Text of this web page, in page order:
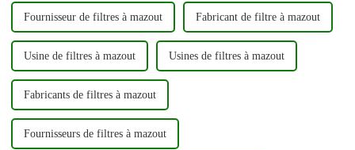
Fournisseur de filtres à mazout Fabricant de filtre à mazout
Usine de filtres à mazout Usines de filtres à mazout
Fabricants de filtres à mazout
Fournisseurs de filtres à mazout